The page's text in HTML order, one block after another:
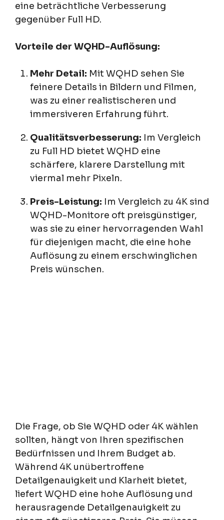
eine beträchtliche Verbesserung
gegenüber Full HD.
Vorteile der WQHD-Auflösung:
Mehr Detail: Mit WQHD sehen Sie
feinere Details in Bildern und Filmen,
was zu einer realistischeren und
immersiveren Erfahrung führt.
Qualitätsverbesserung: Im Vergleich
zu Full HD bietet WQHD eine
schärfere, klarere Darstellung mit
viermal mehr Pixeln.
Preis-Leistung: Im Vergleich zu 4K sind
WQHD-Monitore oft preisgünstiger,
was sie zu einer hervorragenden Wahl
für diejenigen macht, die eine hohe
Auflösung zu einem erschwinglichen
Preis wünschen.
Die Frage, ob Sie WQHD oder 4K wählen
sollten, hängt von Ihren spezifischen
Bedürfnissen und Ihrem Budget ab.
Während 4K unübertroffene
Detailgenauigkeit und Klarheit bietet,
liefert WQHD eine hohe Auflösung und
herausragende Detailgenauigkeit zu